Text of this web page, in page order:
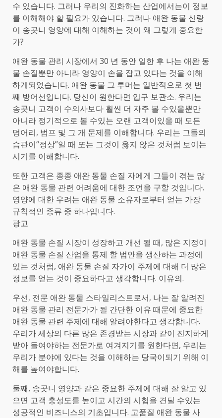
수 있습니다. 그러나 우리의 진화하는 산업에서는이 정보
를 이해해야 할 필요가 있습니다. 그러나 애완 동물 신랑
이 송곳니 영양에 대해 이해하는 것이 왜 그렇게 중요한
가?
애완 동물 관리 시장에서 30 년 동안 일한 후 나는 애완 동
물 손질뿐만 아니라 영양이 손을 잡고 있다는 것을 이해
하게되었습니다. 애완 동물 그 루머는 일반적으로 첫 번
째 방어선입니다. 당신이 원한다면 입구 보관소. 우리는
송곳니 고객이 수의사보다 훨씬 더 자주 볼 수있을뿐만
아니라 정기적으로 볼 수있는 오랜 고객이있을 때 모든
덩어리, 범프 및 그 개 문제를 이해합니다. 우리는 그들의
습관이“정상”일 때 또는 그것이 옳지 않은 것처럼 보이는
시기를 이해합니다.
또한 고객은 종종 애완 동물 손질 자에게 그들이 겪는 많
은 애완 동물 관련 어려움에 대한 조언을 구할 것입니다.
영양에 대한 우려는 애완 동물 소유자로부터 얻는 가장
규칙적인 종류 중 하나입니다.
광고
애완 동물 손질 시장이 성장하고 개선 될 때, 많은 지정이
애완 동물 손질 산업을 통제 할 법안을 생산하는 과정에
있는 것처럼, 애완 동물 손질 자가이 주제에 대해 더 많은
정보를 얻는 것이 중요하다고 생각합니다. 이유의.
우선, 전문 애완 동물 스타일리스트로서, 나는 잘 알려진
애완 동물 관리 전문가가 될 간단한 이유 때문에 중요한
애완 동물 관련 주제에 대해 알려야한다고 생각합니다.
우리가 세상의 다른 많은 존경받는 시장과 같이 진지하게
받아 들여야하는 전문가로 여겨지기를 원한다면, 우리는
우리가 분야에 있다는 것을 이해하는 당국이되기 위해 이
해를 높여야합니다.
둘째, 송곳니 영양과 같은 중요한 주제에 대해 잘 알고 있
으면 고객 충성도를 높이고 시간의 시험을 견딜 수있는
성공적인 비즈니스의 기초입니다. 고품질 애완 동물 사